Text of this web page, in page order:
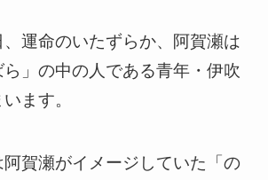
、運命のいたずらか、阿賀瀬は
」の中の人である青年・伊吹
ます。
阿賀瀬がイメージしていた「の